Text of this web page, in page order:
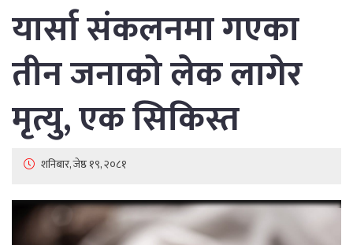
यार्सा संकलनमा गएका
तीन जनाको लेक लागेर
मृत्यु, एक सिकिस्त
शनिबार, जेष्ठ १९, २०८१